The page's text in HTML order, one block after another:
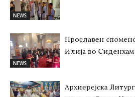
NEWS
NEWS
Прославен
Илија во Сиденхам
Архиерејска